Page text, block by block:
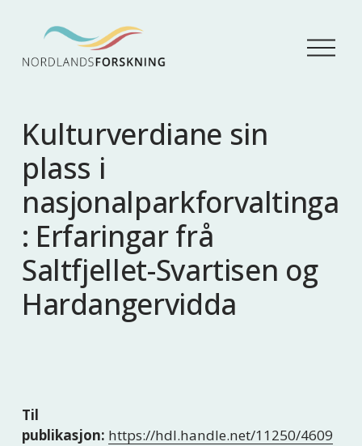
Å
p
Kulturverdiane sin
plass i
nasjonalparkforvaltinga
: Erfaringar frå
Saltfjellet-Svartisen og
Hardangervidda
Til
publikasjon: https://hdl.handle.net/11250/4609